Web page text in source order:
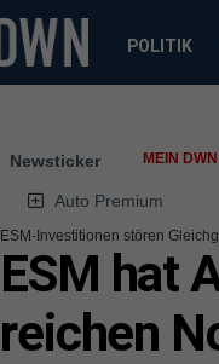
POLITIK
Newsticker MEIN
Auto Premium
ESM-Investitionen stören
ESM hat
reichen